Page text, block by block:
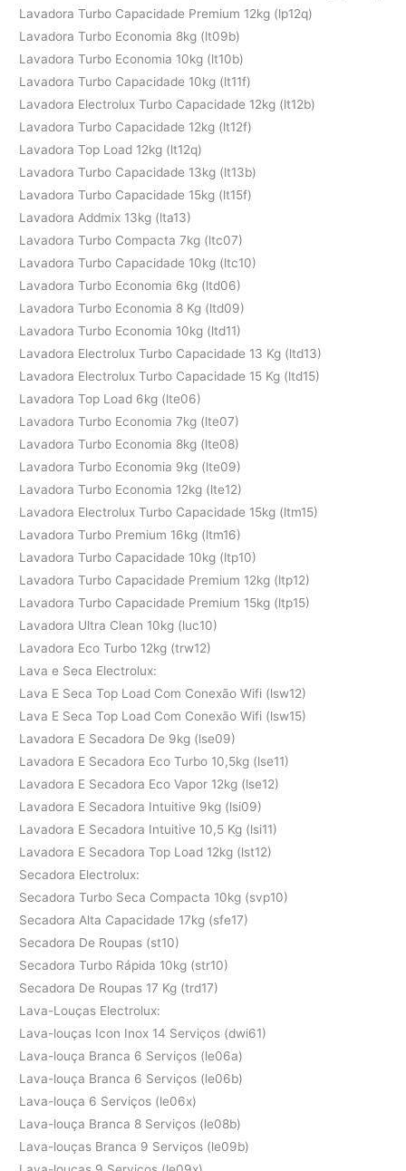
Lavadora Turbo Capacidade Premium 12kg (lp12q)
Lavadora Turbo Economia 8kg (lt09b)
Lavadora Turbo Economia 10kg (lt10b)
Lavadora Turbo Capacidade 10kg (lt11f)
Lavadora Electrolux Turbo Capacidade 12kg (lt12b)
Lavadora Turbo Capacidade 12kg (lt12f)
Lavadora Top Load 12kg (lt12q)
Lavadora Turbo Capacidade 13kg (lt13b)
Lavadora Turbo Capacidade 15kg (lt15f)
Lavadora Addmix 13kg (lta13)
Lavadora Turbo Compacta 7kg (ltc07)
Lavadora Turbo Capacidade 10kg (ltc10)
Lavadora Turbo Economia 6kg (ltd06)
Lavadora Turbo Economia 8 Kg (ltd09)
Lavadora Turbo Economia 10kg (ltd11)
Lavadora Electrolux Turbo Capacidade 13 Kg (ltd13)
Lavadora Electrolux Turbo Capacidade 15 Kg (ltd15)
Lavadora Top Load 6kg (lte06)
Lavadora Turbo Economia 7kg (lte07)
Lavadora Turbo Economia 8kg (lte08)
Lavadora Turbo Economia 9kg (lte09)
Lavadora Turbo Economia 12kg (lte12)
Lavadora Electrolux Turbo Capacidade 15kg (ltm15)
Lavadora Turbo Premium 16kg (ltm16)
Lavadora Turbo Capacidade 10kg (ltp10)
Lavadora Turbo Capacidade Premium 12kg (ltp12)
Lavadora Turbo Capacidade Premium 15kg (ltp15)
Lavadora Ultra Clean 10kg (luc10)
Lavadora Eco Turbo 12kg (trw12)
Lava e Seca Electrolux:
Lava E Seca Top Load Com Conexão Wifi (lsw12)
Lava E Seca Top Load Com Conexão Wifi (lsw15)
Lavadora E Secadora De 9kg (lse09)
Lavadora E Secadora Eco Turbo 10,5kg (lse11)
Lavadora E Secadora Eco Vapor 12kg (lse12)
Lavadora E Secadora Intuitive 9kg (lsi09)
Lavadora E Secadora Intuitive 10,5 Kg (lsi11)
Lavadora E Secadora Top Load 12kg (lst12)
Secadora Electrolux:
Secadora Turbo Seca Compacta 10kg (svp10)
Secadora Alta Capacidade 17kg (sfe17)
Secadora De Roupas (st10)
Secadora Turbo Rápida 10kg (str10)
Secadora De Roupas 17 Kg (trd17)
Lava-Louças Electrolux:
Lava-louças Icon Inox 14 Serviços (dwi61)
Lava-louça Branca 6 Serviços (le06a)
Lava-louça Branca 6 Serviços (le06b)
Lava-louça 6 Serviços (le06x)
Lava-louça Branca 8 Serviços (le08b)
Lava-louças Branca 9 Serviços (le09b)